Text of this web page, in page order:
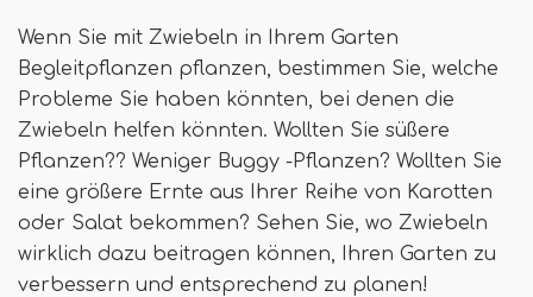
Wenn Sie mit Zwiebeln in Ihrem Garten
Begleitpflanzen pflanzen, bestimmen Sie, welche
Probleme Sie haben könnten, bei denen die
Zwiebeln helfen könnten. Wollten Sie süßere
Pflanzen?? Weniger Buggy -Pflanzen? Wollten Sie
eine größere Ernte aus Ihrer Reihe von Karotten
oder Salat bekommen? Sehen Sie, wo Zwiebeln
wirklich dazu beitragen können, Ihren Garten zu
verbessern und entsprechend zu planen!